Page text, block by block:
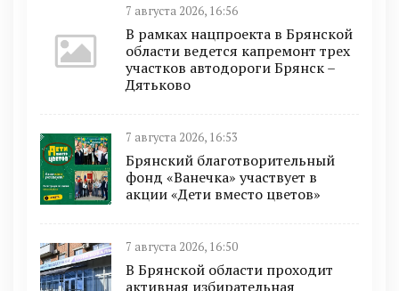
7 августа 2026, 16:56
В рамках нацпроекта в Брянской
области ведется капремонт трех
участков автодороги Брянск –
Дятьково
7 августа 2026, 16:53
Брянский благотворительный
фонд «Ванечка» участвует в
акции «Дети вместо цветов»
7 августа 2026, 16:50
В Брянской области проходит
активная избирательная